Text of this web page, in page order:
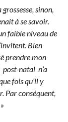
sinon,
à se savoir.
faible niveau de
Bien
prendre mon
post-natal n’a
fois qu’il y
Par conséquent,